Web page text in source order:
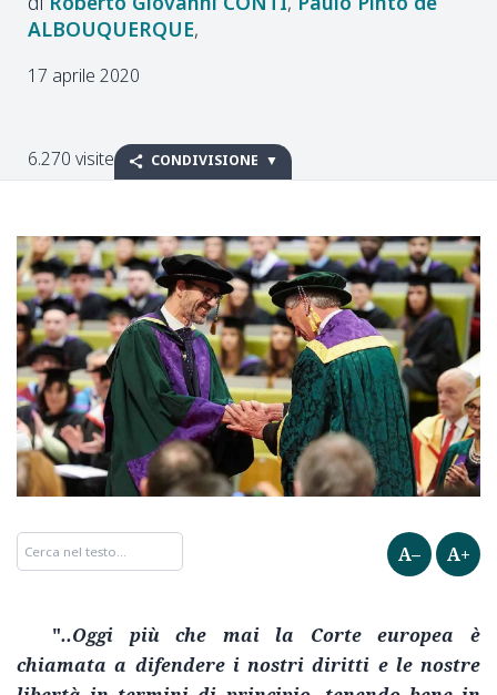
ALBOUQUERQUE
17 aprile 2020
6.270 visite CONDIVISIONE
A– A+
"..Oggi più che mai la Corte europea è
chiamata a difendere i nostri diritti e le nostre